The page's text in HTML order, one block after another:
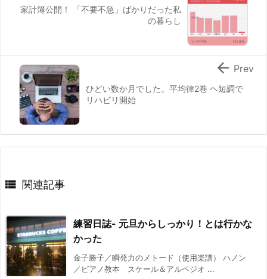
家計簿公開！ 「不要不急」ばかりだった私
の暮らし
ひどい数か月でした。平均律2巻 ヘ短調で
リハビリ開始
 Prev
 関連記事
練習日誌- 元旦からしっかり！とは行かな
かった
金子勝子／瞬発力のメトード（使用楽譜） ハノン
／ピアノ教本 スケール＆アルペジオ ...